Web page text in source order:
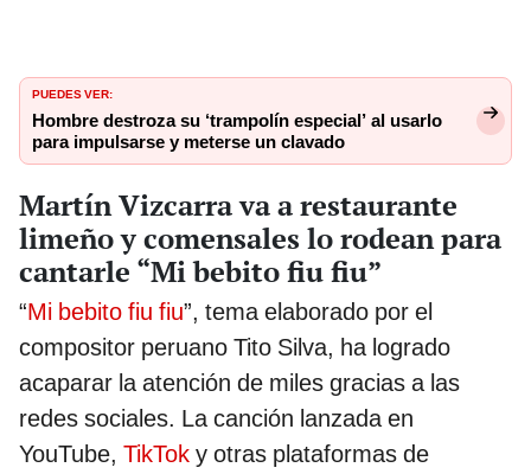
PUEDES VER:
Hombre destroza su ‘trampolín especial’ al usarlo
para impulsarse y meterse un clavado
Martín Vizcarra va a restaurante
limeño y comensales lo rodean para
cantarle “Mi bebito fiu fiu”
“Mi bebito fiu fiu”, tema elaborado por el
compositor peruano Tito Silva, ha logrado
acaparar la atención de miles gracias a las
redes sociales. La canción lanzada en
YouTube, TikTok y otras plataformas de